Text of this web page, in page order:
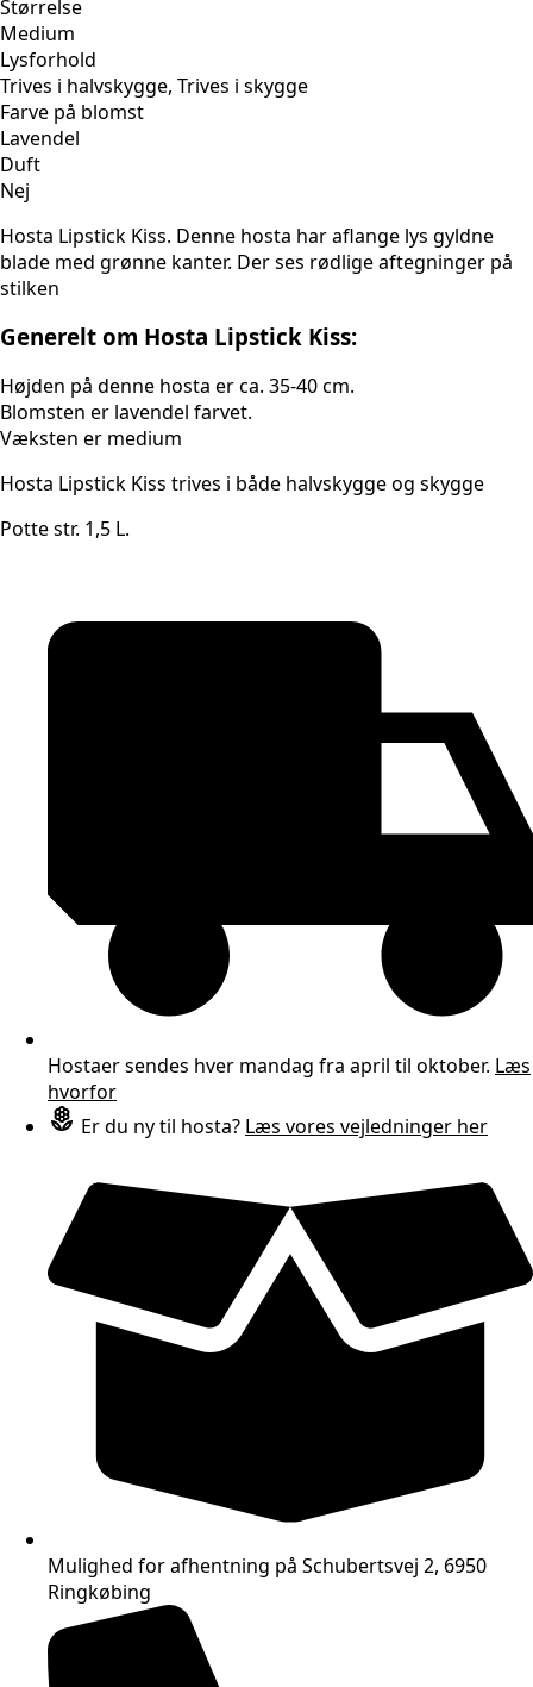
Størrelse
Medium
Lysforhold
Trives i halvskygge, Trives i skygge
Farve på blomst
Lavendel
Duft
Nej
Hosta Lipstick Kiss. Denne hosta har aflange lys gyldne
blade med grønne kanter. Der ses rødlige aftegninger på
stilken
Generelt om Hosta Lipstick Kiss:
Højden på denne hosta er ca. 35-40 cm.
Blomsten er lavendel farvet.
Væksten er medium
Hosta Lipstick Kiss trives i både halvskygge og skygge
Potte str. 1,5 L.
Hostaer sendes hver mandag fra april til oktober. Læs
hvorfor
Er du ny til hosta? Læs vores vejledninger her
Mulighed for afhentning på Schubertsvej 2, 6950
Ringkøbing